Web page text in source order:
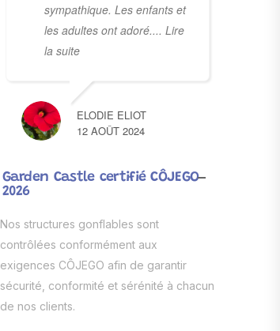
sympathique. Les enfants et
les adultes ont adoré.... Lire
la suite
ELODIE ELIOT
12 AOÛT 2024
Garden Castle certifié CÔJEGO
2026
Nos structures gonflables sont
contrôlées conformément aux
exigences CÔJEGO afin de garantir
sécurité, conformité et sérénité à chacun
de nos clients.